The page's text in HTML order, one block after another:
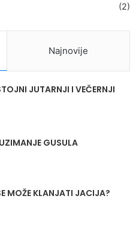
(2)
Najnovije
JUTARNJI I VEČERNJI
GUSULA
MOŽE KLANJATI JACIJA?